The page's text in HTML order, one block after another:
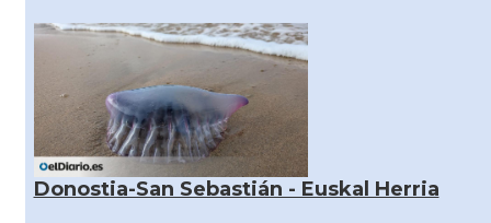
Donostia-San Sebastián - Euskal Herria